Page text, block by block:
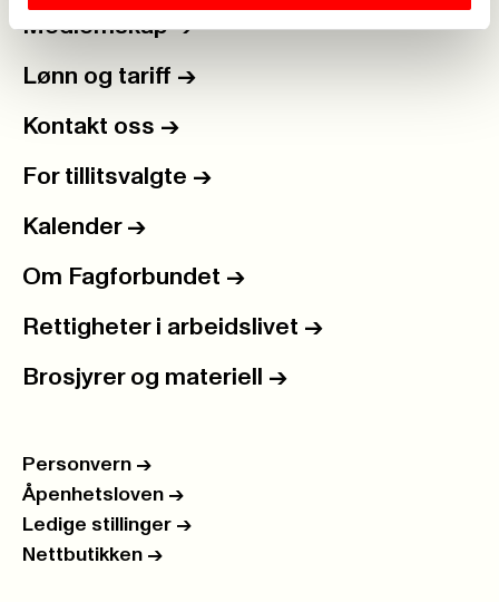
Medlemskap ->
Lønn og tariff ->
Kontakt oss ->
For tillitsvalgte ->
Kalender ->
Om Fagforbundet ->
Rettigheter i arbeidslivet ->
Brosjyrer og materiell ->
Personvern ->
Åpenhetsloven ->
Ledige stillinger ->
Nettbutikken ->